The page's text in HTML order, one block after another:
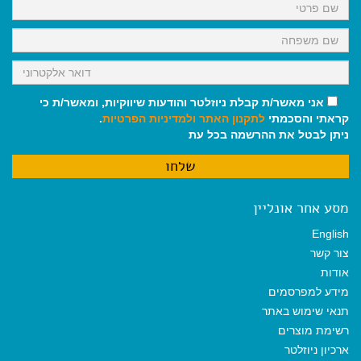
אני מאשר/ת קבלת ניוזלטר והודעות שיווקיות, ומאשר/ת כי
קראתי והסכמתי לתקנון האתר ולמדיניות הפרטיות.
ניתן לבטל את ההרשמה בכל עת
מסע אחר אונליין
English
צור קשר
אודות
מידע למפרסמים
תנאי שימוש באתר
רשימת מוצרים
ארכיון ניוזלטר